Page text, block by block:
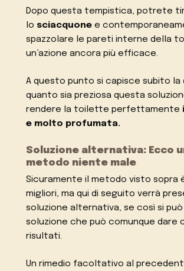
Dopo questa tempistica, potrete
lo sciacquone e
spazzolare le pareti interne della
un’azione ancora più efficace.
A questo punto si capisce subito la
quanto sia preziosa questa
rendere la toilette perfettamente
e molto profumata.
Soluzione alternativa: Ecco
metodo niente male
Sicuramente il metodo visto sopra
migliori, ma qui di seguito verrà
soluzione alternativa, se così si può
soluzione che può comunque dare
risultati.
Un rimedio facoltativo al